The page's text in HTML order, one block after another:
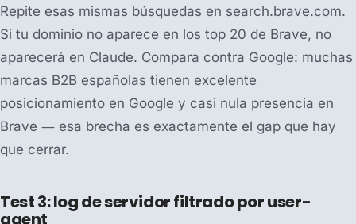
Repite esas mismas búsquedas en search.brave.com.
Si tu dominio no aparece en los top 20 de Brave, no
aparecerá en Claude. Compara contra Google: muchas
marcas B2B españolas tienen excelente
posicionamiento en Google y casi nula presencia en
Brave — esa brecha es exactamente el gap que hay
que cerrar.
Test 3: log de servidor filtrado por user-
agent